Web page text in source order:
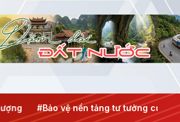
#Bảo vệ nền tảng tư tưởng của Đảng